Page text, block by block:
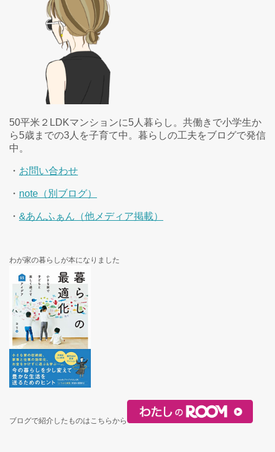
50平米２LDKマンションに5人暮らし。共働きで小学生か
ら5歳までの3人を子育て中。暮らしの工夫をブログで発信
中。
・ お問い合わせ
・ note（別ブログ）
・ &あんふぁん（他メディア掲載）
わが家の暮らしが本になりました
ブログで紹介したものはこちらから